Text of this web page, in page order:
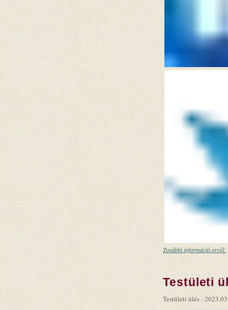
További információ erről:
Testületi
Testületi ülés -